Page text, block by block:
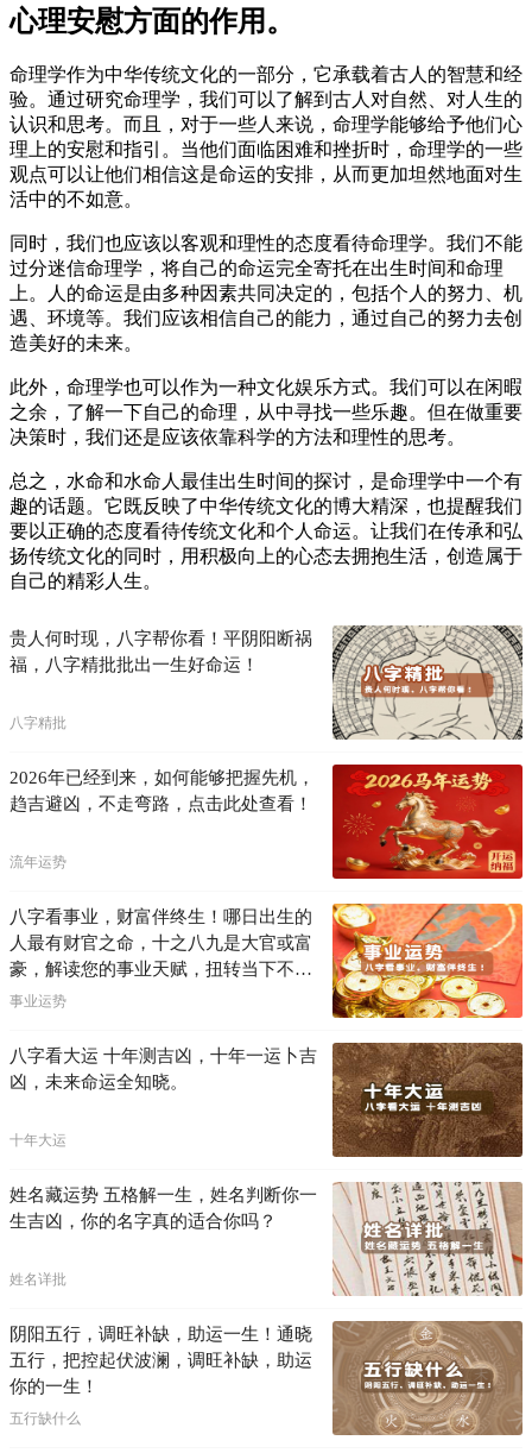
心理安慰方面的作用。
命理学作为中华传统文化的一部分，它承载着古人的智慧和经
验。通过研究命理学，我们可以了解到古人对自然、对人生的
认识和思考。而且，对于一些人来说，命理学能够给予他们心
理上的安慰和指引。当他们面临困难和挫折时，命理学的一些
观点可以让他们相信这是命运的安排，从而更加坦然地面对生
活中的不如意。
同时，我们也应该以客观和理性的态度看待命理学。我们不能
过分迷信命理学，将自己的命运完全寄托在出生时间和命理
上。人的命运是由多种因素共同决定的，包括个人的努力、机
遇、环境等。我们应该相信自己的能力，通过自己的努力去创
造美好的未来。
此外，命理学也可以作为一种文化娱乐方式。我们可以在闲暇
之余，了解一下自己的命理，从中寻找一些乐趣。但在做重要
决策时，我们还是应该依靠科学的方法和理性的思考。
总之，水命和水命人最佳出生时间的探讨，是命理学中一个有
趣的话题。它既反映了中华传统文化的博大精深，也提醒我们
要以正确的态度看待传统文化和个人命运。让我们在传承和弘
扬传统文化的同时，用积极向上的心态去拥抱生活，创造属于
自己的精彩人生。
贵人何时现，八字帮你看！平阴阳断祸
福，八字精批批出一生好命运！
八字精批
2026年已经到来，如何能够把握先机，
趋吉避凶，不走弯路，点击此处查看！
流年运势
八字看事业，财富伴终生！哪日出生的
人最有财官之命，十之八九是大官或富
豪，解读您的事业天赋，扭转当下不利
困局！！
事业运势
八字看大运 十年测吉凶，十年一运卜吉
凶，未来命运全知晓。
十年大运
姓名藏运势 五格解一生，姓名判断你一
生吉凶，你的名字真的适合你吗？
姓名详批
阴阳五行，调旺补缺，助运一生！通晓
五行，把控起伏波澜，调旺补缺，助运
你的一生！
五行缺什么